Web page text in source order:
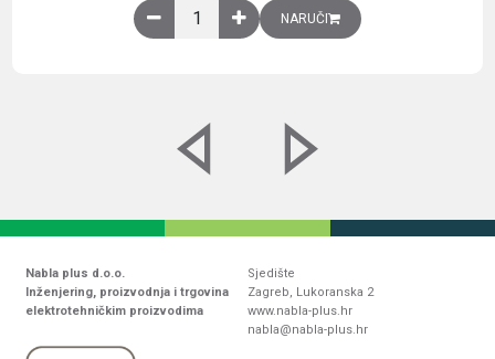
Obična montažna ploča V1000xŠ800mm,
NARUČI
Nabla plus d.o.o.
Inženjering, proizvodnja i trgovina
elektrotehničkim proizvodima
Sjedište
Zagreb, Lukoranska 2
www.nabla-plus.hr
nabla@nabla-plus.hr